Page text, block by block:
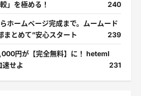
」を極める！ 240
ホームページ完成まで。ムームード
まとめて”安心スタート
239
円が【完全無料】に！ heteml
せよ
231